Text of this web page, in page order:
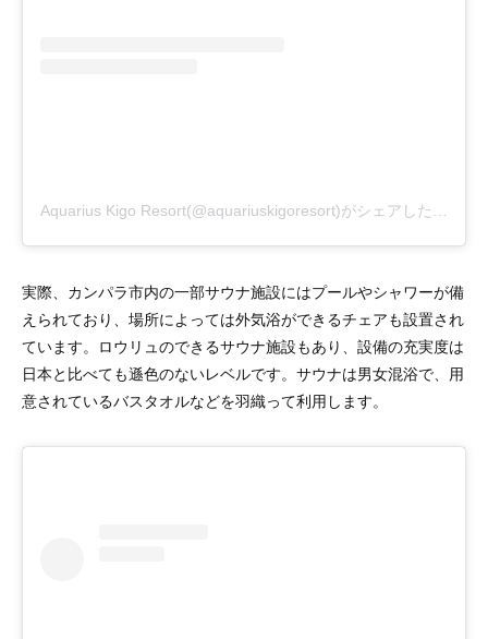
実際、カンパラ市内の一部サウナ施設にはプールやシャワーが備
えられており、場所によっては外気浴ができるチェアも設置され
ています。ロウリュのできるサウナ施設もあり、設備の充実度は
日本と比べても遜色のないレベルです。サウナは男女混浴で、用
意されているバスタオルなどを羽織って利用します。